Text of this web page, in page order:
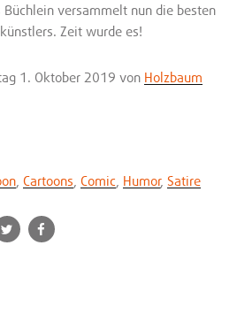
versammelt nun die besten
Zeit wurde es!
1. Oktober 2019 von Holzbaum
,Cartoons ,Comic Humor, Satire
t